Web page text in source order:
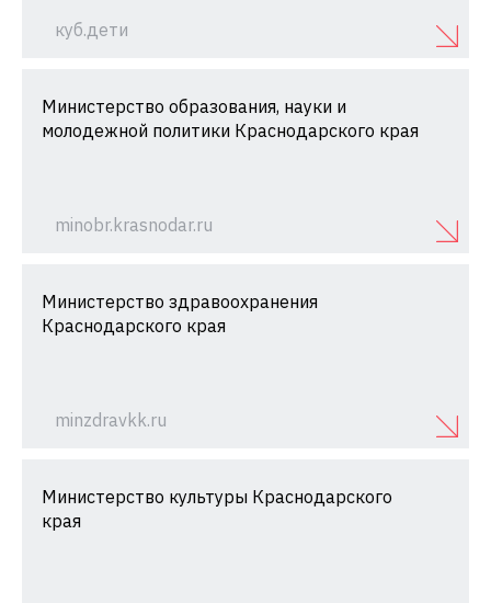
куб.дети
Министерство образования, науки и
молодежной политики Краснодарского края
minobr.krasnodar.ru
Министерство здравоохранения
Краснодарского края
minzdravkk.ru
Министерство культуры Краснодарского
края